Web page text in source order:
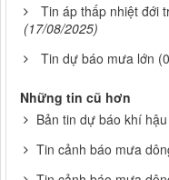
Tin áp thấp nhiệt đới
(17/08/2025)
Tin dự báo mưa lớn
Những tin cũ hơn
Bản tin dự báo khí
Tin cảnh báo mưa